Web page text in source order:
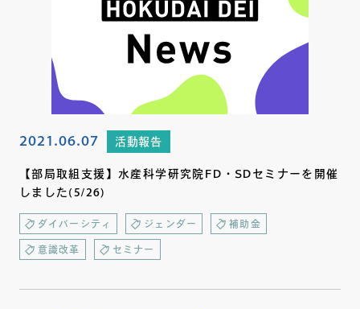
2021.06.07 活動報告
【部局取組支援】水産科学研究院FD・SDセミナーを開催
しました(5/26)
ダイバーシティ ジェンダー 補助金
意識改革 セミナー